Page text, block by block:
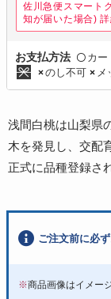
佐川急便スマート
知が届いた場合)
お支払方法 〇 カー
×のし不可 × メ
浅間白桃は山梨県
木を発見し、交配
正式に品種登録さ
ご注文前に必
※商品画像はイメー